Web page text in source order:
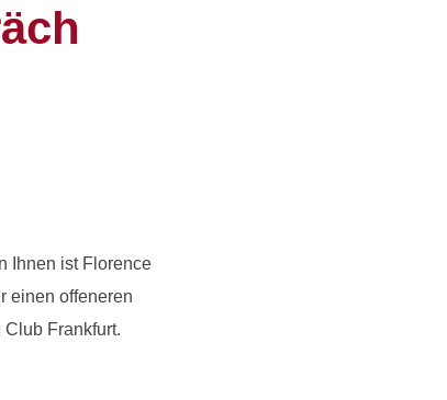
Ihnen ist Florence
einen offeneren
Frankfurt.